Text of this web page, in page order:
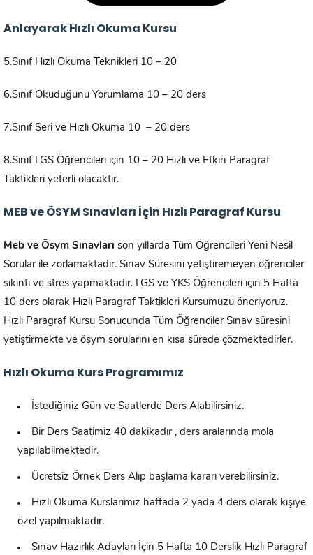
Anlayarak Hızlı Okuma Kursu
5.Sınıf Hızlı Okuma Teknikleri 10 – 20
6.Sınıf Okuduğunu Yorumlama 10 – 20 ders
7.Sınıf Seri ve Hızlı Okuma 10 – 20 ders
8.Sınıf LGS Öğrencileri için 10 – 20 Hızlı ve Etkin Paragraf
Taktikleri yeterli olacaktır.
MEB ve ÖSYM Sınavları İçin Hızlı Paragraf Kursu
Meb ve Ösym Sınavları son yıllarda Tüm Öğrencileri Yeni Nesil
Sorular ile zorlamaktadır. Sınav Süresini yetiştiremeyen öğrenciler
sıkıntı ve stres yapmaktadır. LGS ve YKS Öğrencileri için 5 Hafta
10 ders olarak Hızlı Paragraf Taktikleri Kursumuzu öneriyoruz.
Hızlı Paragraf Kursu Sonucunda Tüm Öğrenciler Sınav süresini
yetiştirmekte ve ösym sorularını en kısa sürede çözmektedirler.
Hızlı Okuma Kurs Programımız
İstediğiniz Gün ve Saatlerde Ders Alabilirsiniz.
Bir Ders Saatimiz 40 dakikadır , ders aralarında mola
yapılabilmektedir.
Ücretsiz Örnek Ders Alıp başlama kararı verebilirsiniz.
Hızlı Okuma Kurslarımız haftada 2 yada 4 ders olarak kişiye
özel yapılmaktadır.
Sınav Hazırlık Adayları İçin 5 Hafta 10 Derslik Hızlı Paragraf